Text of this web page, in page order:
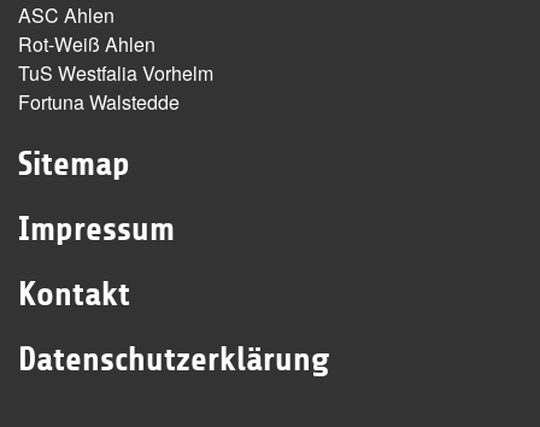
ASC Ahlen
Rot-Weiß Ahlen
TuS Westfalia Vorhelm
Fortuna Walstedde
Sitemap
Impressum
Kontakt
Datenschutzerklärung